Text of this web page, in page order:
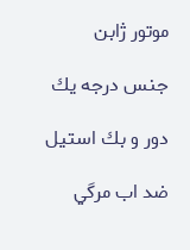
موتور ژابن
جنس درجه يك
دور و بك استيل
ضد اب مرگي